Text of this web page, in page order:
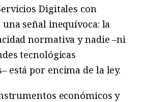
Digitales con
señal inequívoca: la
normativa y nadie –ni
tecnológicas
está por encima de la ley.
económicos y